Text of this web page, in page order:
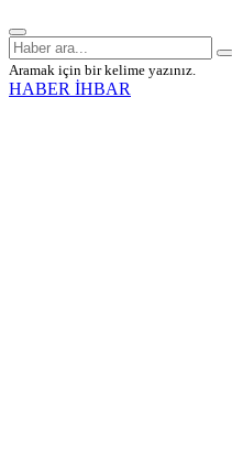
Aramak için bir kelime yazınız.
HABER İHBAR